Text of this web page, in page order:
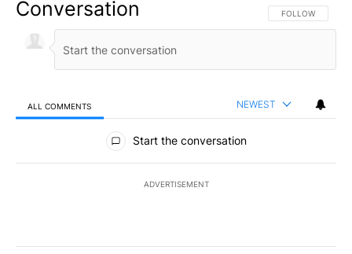
Conversation FOLLOW THIS
FOLLOW
ALL COMMENTS NEWEST
All Comments
Start the conversation
ADVERTISEMENT